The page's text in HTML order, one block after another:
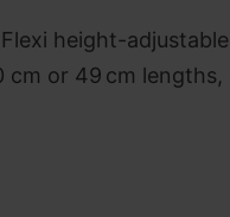
height-
cm or 49 cm